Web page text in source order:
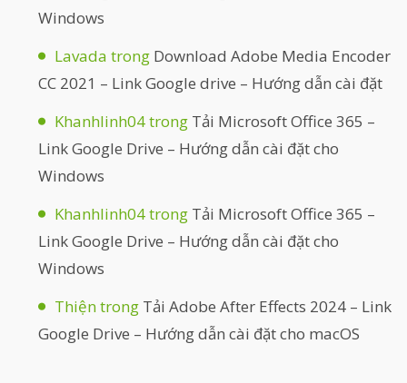
Windows
Lavada trong Download Adobe Media Encoder
CC 2021 – Link Google drive – Hướng dẫn cài đặt
Khanhlinh04trong Tải Microsoft Office 365 –
Link Google Drive – Hướng dẫn cài đặt cho
Windows
Khanhlinh04trong Tải Microsoft Office 365 –
Link Google Drive – Hướng dẫn cài đặt cho
Windows
Thiệntrong Tải Adobe After Effects 2024 – Link
Google Drive – Hướng dẫn cài đặt cho macOS